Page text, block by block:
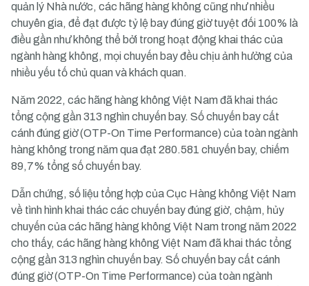
quản lý Nhà nước, các hãng hàng không cũng như nhiều
chuyên gia, để đạt được tỷ lệ bay đúng giờ tuyệt đối 100% là
điều gần như không thể bởi trong hoạt động khai thác của
ngành hàng không, mọi chuyến bay đều chịu ảnh hưởng của
nhiều yếu tố chủ quan và khách quan.
Năm 2022, các hãng hàng không Việt Nam đã khai thác
tổng cộng gần 313 nghìn chuyến bay. Số chuyến bay cất
cánh đúng giờ (OTP-On Time Performance) của toàn ngành
hàng không trong năm qua đạt 280.581 chuyến bay, chiếm
89,7% tổng số chuyến bay.
Dẫn chứng, số liệu tổng hợp của Cục Hàng không Việt Nam
về tình hình khai thác các chuyến bay đúng giờ, chậm, hủy
chuyến của các hãng hàng không Việt Nam trong năm 2022
cho thấy, các hãng hàng không Việt Nam đã khai thác tổng
cộng gần 313 nghìn chuyến bay. Số chuyến bay cất cánh
đúng giờ (OTP-On Time Performance) của toàn ngành